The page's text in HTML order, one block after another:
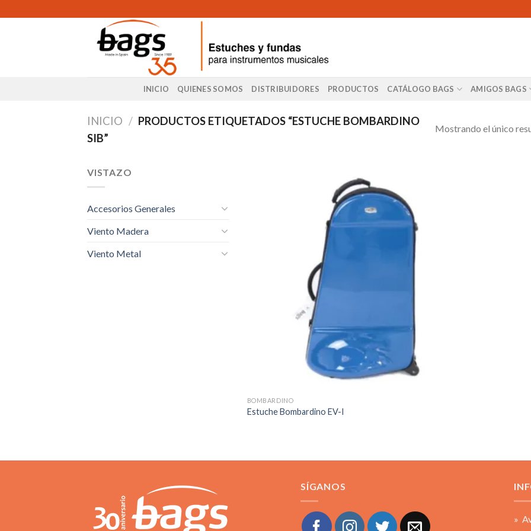
to
INICIO QUIENES SOMOS DISTRIBUIDORES PRODUCTOS CATÁLOGO BAGS AMIGOS BAGS
INICIO / PRODUCTOS ETIQUETADOS “ESTUCHE BOMBARDINO
SIB”
Mostrando el único
VISTAZO
Accesorios Generales
Viento Madera
Viento Metal
BOMBARDINO
Estuche Bombardino EV-I
SÍGANOS
»